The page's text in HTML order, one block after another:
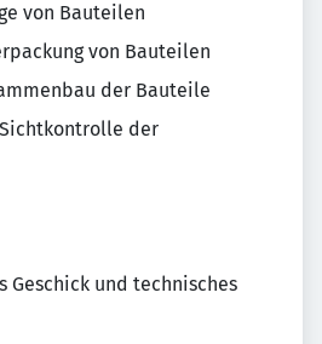
von Bauteilen
von Bauteilen
der Bauteile
der
Geschick und technisches